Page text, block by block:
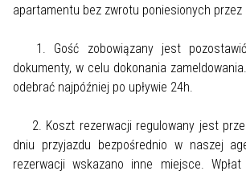
apartamentu bez zwrotu poniesionych przez
1. Gość zobowiązany jest
dokumenty, w celu dokonania
odebrać najpóźniej po upływie 24h.
2. Koszt rezerwacji regulowany jest
dniu przyjazdu bezpośrednio w naszej
rezerwacji wskazano inne miejsce.